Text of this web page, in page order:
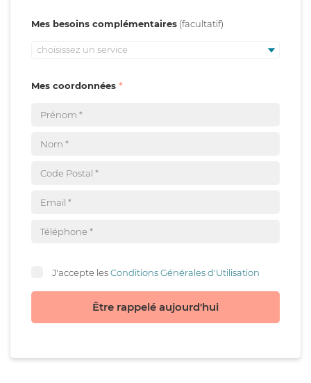
Mes besoins complémentaires
choisissez un service
Mes coordonnées
J'accepte lesConditions Générales d'Utilisation
Être rappelé aujourd'hui